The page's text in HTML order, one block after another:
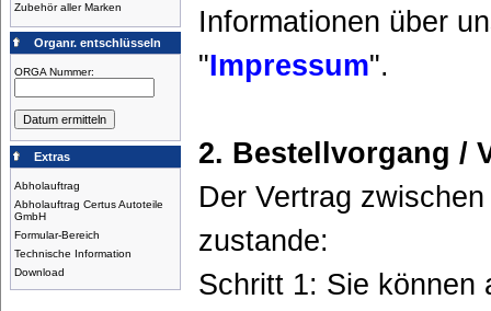
Zubehör aller Marken
Organr. entschlüsseln
ORGA Nummer:
Extras
Abholauftrag
Abholauftrag Certus Autoteile
GmbH
Formular-Bereich
Technische Information
Download
Informationen über
"Impressum".
2. Bestellvorgang /
Der Vertrag
zustande:
Schritt 1: Sie können